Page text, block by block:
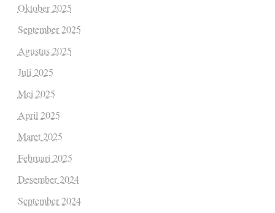
Oktober 2025
September 2025
Agustus 2025
Juli 2025
Mei 2025
April 2025
Maret 2025
Februari 2025
Desember 2024
September 2024